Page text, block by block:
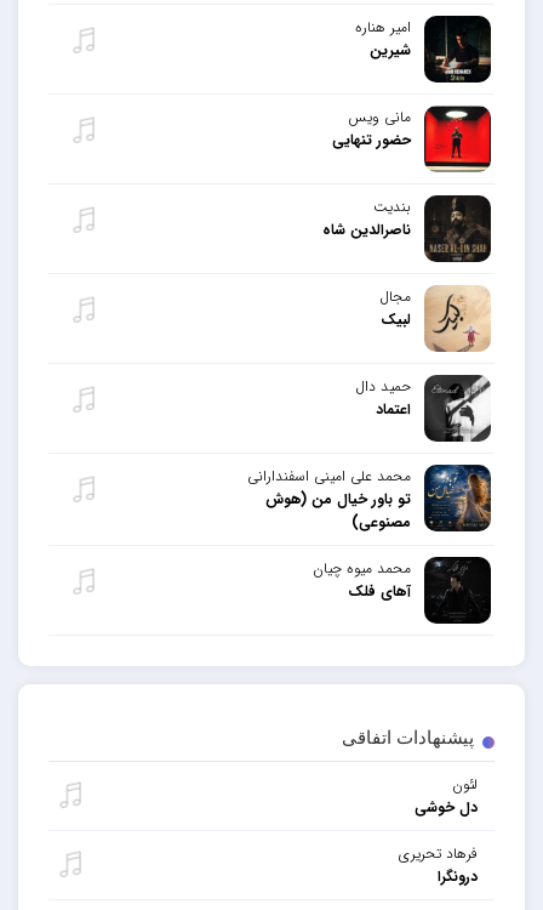
پیشنهادات اتفاقی
لئون
دل خوشی
فرهاد تحریری
درونگرا
امیر هناره
شیرین
مانی ویس
حضور تنهایی
بندیت
ناصرالدین شاه
مجال
لبیک
حمید دال
اعتماد
محمد علی امینی اسفندارانی
تو باور خیال من (هوش
مصنوعی)
محمد میوه چیان
آهای فلک